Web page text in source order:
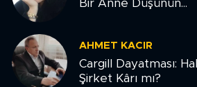
Bir Anne Düşünün...
AHMET KACIR
Cargill Dayatması:
Şirket Kârı mı?